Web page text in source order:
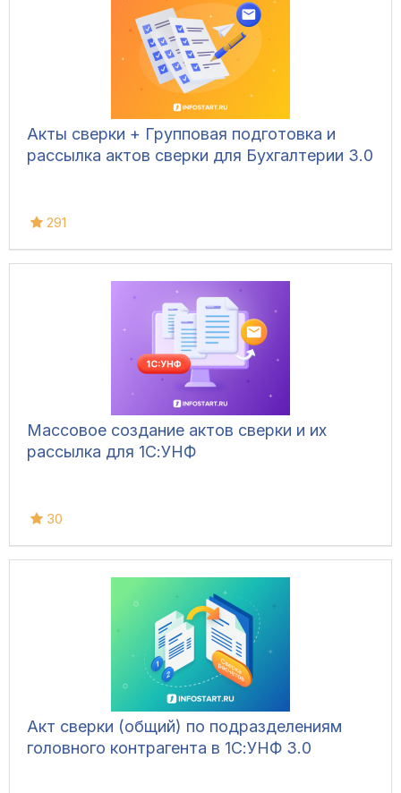
Акты сверки + Групповая подготовка и
рассылка актов сверки для Бухгалтерии 3.0
291
Массовое создание актов сверки и их
рассылка для 1С:УНФ
30
Акт сверки (общий) по подразделениям
головного контрагента в 1С:УНФ 3.0